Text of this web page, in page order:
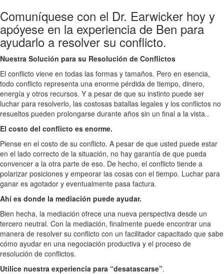
Comuníquese con el Dr. Earwicker hoy y
apóyese en la experiencia de Ben para
ayudarlo a resolver su conflicto.
Nuestra Solución para su Resolución de Conflictos
El conflicto viene en todas las formas y tamaños. Pero en esencia,
todo conflicto representa una enorme pérdida de tiempo, dinero,
energía y otros recursos. Y a pesar de que su instinto puede ser
luchar para resolverlo, las costosas batallas legales y los conflictos no
resueltos pueden prolongarse durante años sin un final a la vista..
El costo del conflicto es enorme.
Piense en el costo de su conflicto. A pesar de que usted puede estar
en el lado correcto de la situación, no hay garantía de que pueda
convencer a la otra parte de eso. De hecho, el conflicto tiende a
polarizar posiciones y empeorar las cosas con el tiempo. Luchar para
ganar es agotador y eventualmente pasa factura.
Ahí es donde la mediación puede ayudar.
Bien hecha, la mediación ofrece una nueva perspectiva desde un
tercero neutral. Con la mediación, finalmente puede encontrar una
manera de resolver su conflicto con un facilitador capacitado que sabe
cómo ayudar en una negociación productiva y el proceso de
resolución de conflictos.
Utilice nuestra experiencia para “desatascarse”.